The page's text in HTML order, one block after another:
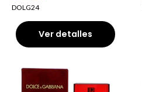
DOLG24
Ver detalles